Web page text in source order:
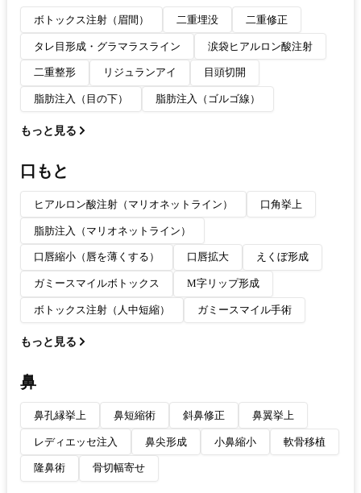
ボトックス注射（眉間） 二重埋没 二重修正
タレ目形成・グラマラスライン 涙袋ヒアルロン酸注射
二重整形 リジュランアイ 目頭切開
脂肪注入（目の下） 脂肪注入（ゴルゴ線）
もっと見る
口もと
ヒアルロン酸注射（マリオネットライン） 口角挙上
脂肪注入（マリオネットライン）
口唇縮小（唇を薄くする） 口唇拡大 えくぼ形成
ガミースマイルボトックス M字リップ形成
ボトックス注射（人中短縮） ガミースマイル手術
もっと見る
鼻
鼻孔縁挙上 鼻短縮術 斜鼻修正 鼻翼挙上
レディエッセ注入 鼻尖形成 小鼻縮小 軟骨移植
隆鼻術 骨切幅寄せ